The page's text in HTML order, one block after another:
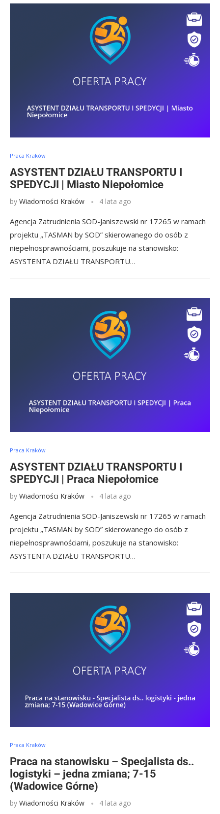
Praca Kraków
ASYSTENT DZIAŁU TRANSPORTU I
SPEDYCJI | Miasto Niepołomice
by Wiadomości Kraków 4 lata ago
Agencja Zatrudnienia SOD-Janiszewski nr 17265 w ramach
projektu „TASMAN by SOD” skierowanego do osób z
niepełnosprawnościami, poszukuje na stanowisko:
ASYSTENTA DZIAŁU TRANSPORTU…
Praca Kraków
ASYSTENT DZIAŁU TRANSPORTU I
SPEDYCJI | Praca Niepołomice
by Wiadomości Kraków 4 lata ago
Agencja Zatrudnienia SOD-Janiszewski nr 17265 w ramach
projektu „TASMAN by SOD” skierowanego do osób z
niepełnosprawnościami, poszukuje na stanowisko:
ASYSTENTA DZIAŁU TRANSPORTU…
Praca Kraków
Praca na stanowisku – Specjalista ds..
logistyki – jedna zmiana; 7-15
(Wadowice Górne)
by Wiadomości Kraków 4 lata ago